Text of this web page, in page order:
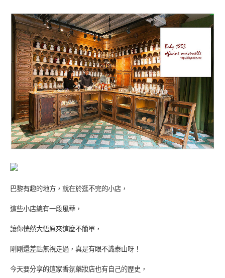
巴黎有趣的地方，就在於逛不完的小店，
這些小店總有一段風華，
讓你恍然大悟原來這麼不簡單，
剛剛還差點無視走過，真是有眼不識泰山呀！
今天要分享的這家香氛藥妝店也有自己的歷史，